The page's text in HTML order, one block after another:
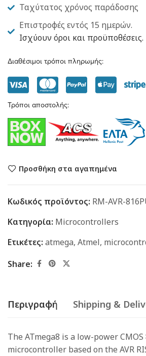
Ταχύτατος χρόνος παράδοσης
Επιστροφές εντός 15 ημερών.
Ισχύουν όροι και προϋποθέσεις.
Διαθέσιμοι τρόποι πληρωμής:
Τρόποι αποστολής:
Προσθήκη στα αγαπημένα
Κωδικός προϊόντος: RM-AVR-
Κατηγορία: Microcontrollers
Ετικέτες: atmega, Atmel,
Share:
Περιγραφή Shipping &
The ATmega8 is a low-power
microcontroller based on the AVR